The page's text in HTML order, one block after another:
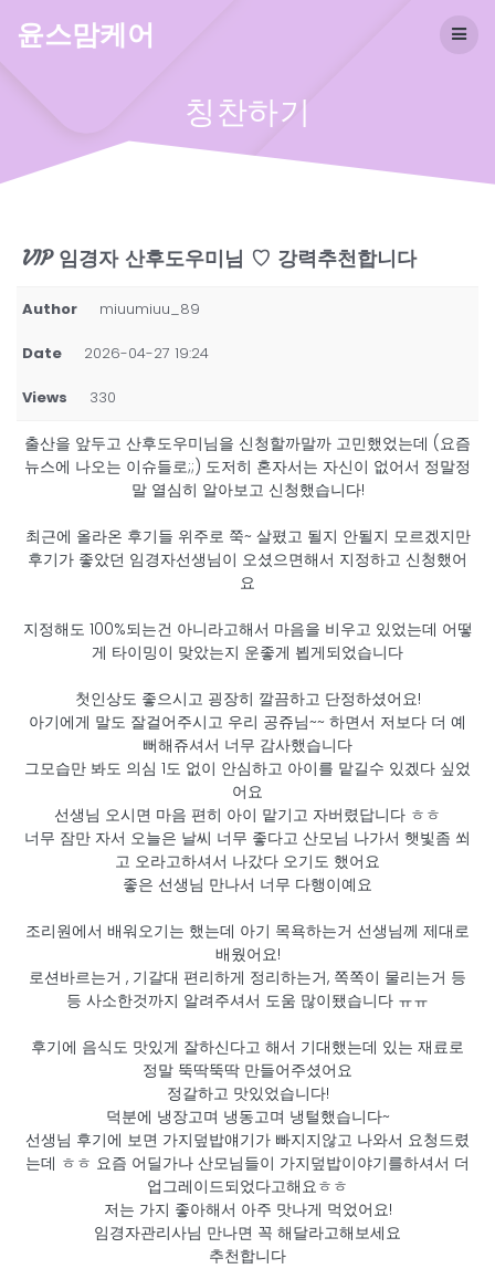
윤스맘케어
칭찬하기
VIP 임경자 산후도우미님 ♡ 강력추천합니다
Author miuumiuu_89
Date 2026-04-27 19:24
Views 330
출산을 앞두고 산후도우미님을 신청할까말까 고민했었는데 (요즘
뉴스에 나오는 이슈들로;;) 도저히 혼자서는 자신이 없어서 정말정
말 열심히 알아보고 신청했습니다!
최근에 올라온 후기들 위주로 쭉~ 살폈고 될지 안될지 모르겠지만
후기가 좋았던 임경자선생님이 오셨으면해서 지정하고 신청했어
요
지정해도 100%되는건 아니라고해서 마음을 비우고 있었는데 어떻
게 타이밍이 맞았는지 운좋게 뵙게되었습니다
첫인상도 좋으시고 굉장히 깔끔하고 단정하셨어요!
아기에게 말도 잘걸어주시고 우리 공쥬님~~ 하면서 저보다 더 예
뻐해쥬셔서 너무 감사했습니다
그모습만 봐도 의심 1도 없이 안심하고 아이를 맡길수 있겠다 싶었
어요
선생님 오시면 마음 편히 아이 맡기고 자버렸답니다 ㅎㅎ
너무 잠만 자서 오늘은 날씨 너무 좋다고 산모님 나가서 햇빛좀 쐬
고 오라고하셔서 나갔다 오기도 했어요
좋은 선생님 만나서 너무 다행이예요
조리원에서 배워오기는 했는데 아기 목욕하는거 선생님께 제대로
배웠어요!
로션바르는거 , 기갈대 편리하게 정리하는거, 쪽쪽이 물리는거 등
등 사소한것까지 알려주셔서 도움 많이됐습니다 ㅠㅠ
후기에 음식도 맛있게 잘하신다고 해서 기대했는데 있는 재료로
정말 뚝딱뚝딱 만들어주셨어요
정갈하고 맛있었습니다!
덕분에 냉장고며 냉동고며 냉털했습니다~
선생님 후기에 보면 가지덮밥얘기가 빠지지않고 나와서 요청드렸
는데 ㅎㅎ 요즘 어딜가나 산모님들이 가지덮밥이야기를하셔서 더
업그레이드되었다고해요ㅎㅎ
저는 가지 좋아해서 아주 맛나게 먹었어요!
임경자관리사님 만나면 꼭 해달라고해보세요
추천합니다